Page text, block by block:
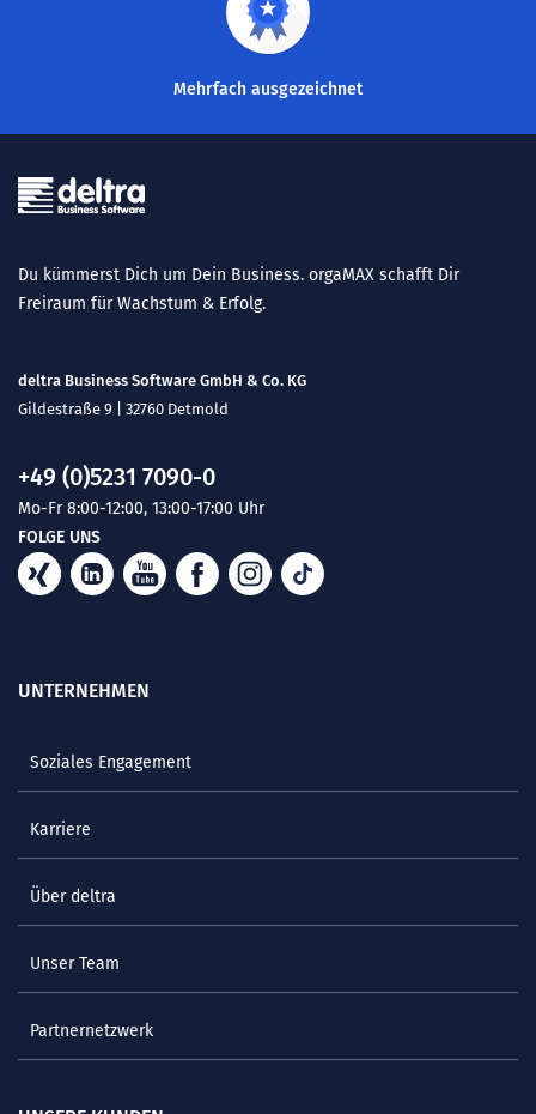
Mehrfach ausgezeichnet
Du kümmerst Dich um Dein Business. orgaMAX schafft Dir
Freiraum für Wachstum & Erfolg.
deltra Business Software GmbH & Co. KG
Gildestraße 9 | 32760 Detmold
+49 (0)5231 7090-0
Mo-Fr 8:00-12:00, 13:00-17:00 Uhr
FOLGE UNS
UNTERNEHMEN
Soziales Engagement
Karriere
Über deltra
Unser Team
Partnernetzwerk